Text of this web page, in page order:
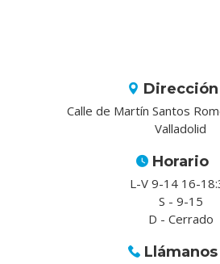
Dirección
Calle de Martín Santos
Valladolid
Horario
L-V 9-14 16-
S - 9-15
D - Cerrado
Llámanos